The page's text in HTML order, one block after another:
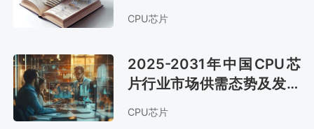
报告
CPU芯片
2025-2031年中国CPU芯
片行业市场供需态势及发展
战略咨询报告
CPU芯片